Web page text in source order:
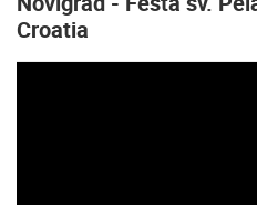
Croatia